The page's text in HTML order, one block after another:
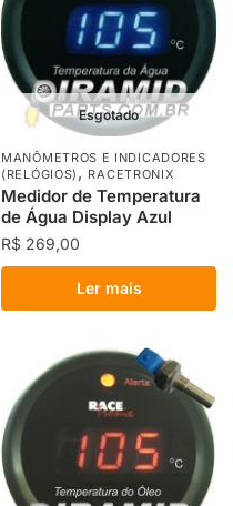
Esgotado
MANÔMETROS E INDICADORES
(RELÓGIOS) , RACETRONIX
Medidor de Temperatura
de Água Display Azul
R$ 269,00
Ler mais